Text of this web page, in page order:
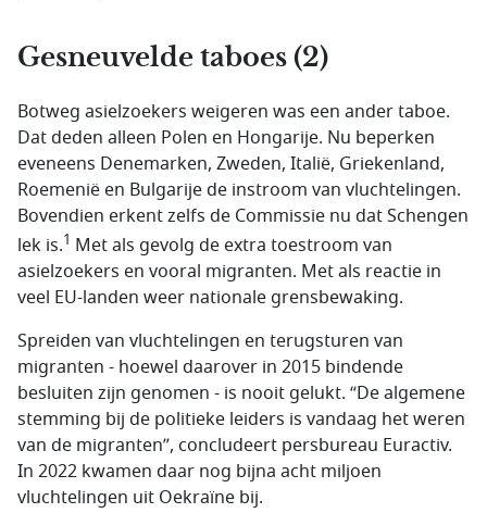
Gesneuvelde taboes (2)
Botweg asielzoekers weigeren was een ander taboe.
Dat deden alleen Polen en Hongarije. Nu beperken
eveneens Denemarken, Zweden, Italië, Griekenland,
Roemenië en Bulgarije de instroom van vluchtelingen.
Bovendien erkent zelfs de Commissie nu dat Schengen
lek is.1 Met als gevolg de extra toestroom van
asielzoekers en vooral migranten. Met als reactie in
veel EU-landen weer nationale grensbewaking.
Spreiden van vluchtelingen en terugsturen van
migranten - hoewel daarover in 2015 bindende
besluiten zijn genomen - is nooit gelukt. “De algemene
stemming bij de politieke leiders is vandaag het weren
van de migranten”, concludeert persbureau Euractiv.
In 2022 kwamen daar nog bijna acht miljoen
vluchtelingen uit Oekraïne bij.